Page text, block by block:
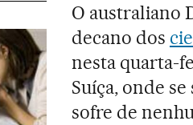
O australiano
decano dos
nesta quarta-
Suíça, onde
sofre de